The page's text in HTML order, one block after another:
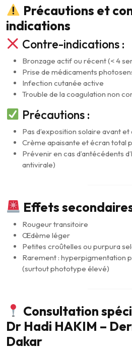
Précautions et
indications
Contre-indications :
Bronzage actif ou récent (< 4
Prise de médicaments
Infection cutanée active
Trouble de la coagulation non
Précautions :
Pas d’exposition solaire avant
Crème apaisante et écran total
Prévenir en cas d’antécédents
antivirale)
Effets
Rougeur transitoire
Œdème léger
Petites croûtelles ou purpura
Rarement : hyperpigmentation
(surtout phototype élevé)
Consultation
Dr Hadi HAKIM –
Dakar